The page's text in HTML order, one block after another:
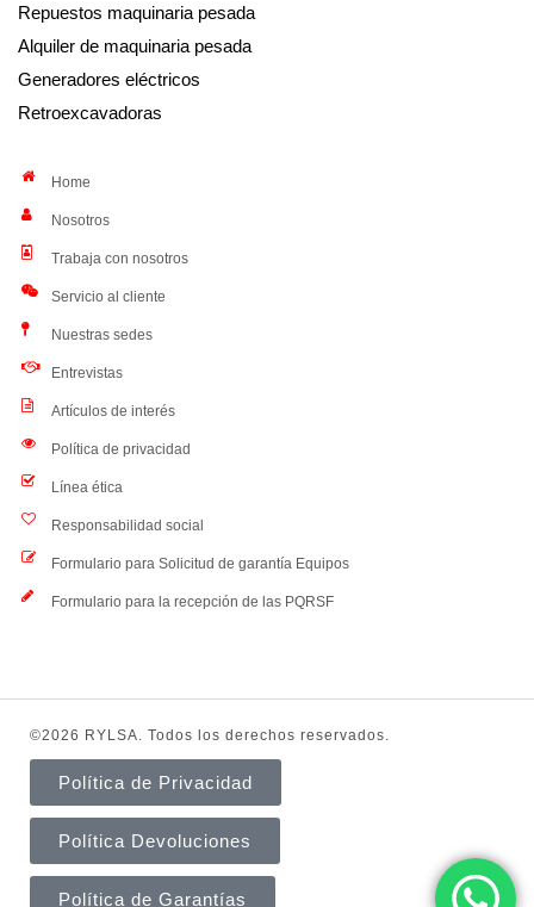
Repuestos maquinaria pesada
Alquiler de maquinaria pesada
Generadores eléctricos
Retroexcavadoras
Home
Nosotros
Trabaja con nosotros
Servicio al cliente
Nuestras sedes
Entrevistas
Artículos de interés
Política de privacidad
Línea ética
Responsabilidad social
Formulario para Solicitud de garantía Equipos
Formulario para la recepción de las PQRSF
©2026 RYLSA. Todos los derechos reservados.
Política de Privacidad
Política Devoluciones
Política de Garantías